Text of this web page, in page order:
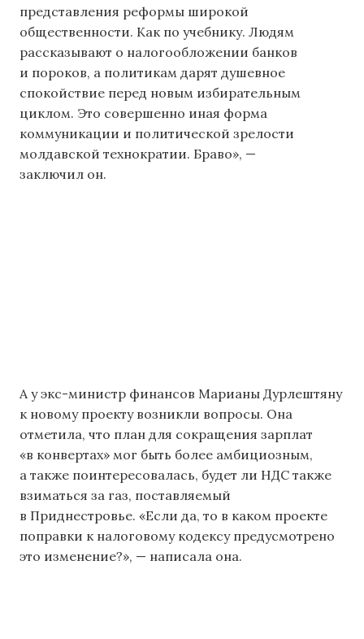
представления реформы широкой
общественности. Как по учебнику. Людям
рассказывают о налогообложении банков
и пороков, а политикам дарят душевное
спокойствие перед новым избирательным
циклом. Это совершенно иная форма
коммуникации и политической зрелости
молдавской технократии. Браво», —
заключил он.
А у экс-министр финансов Марианы Дурлештяну
к новому проекту возникли вопросы. Она
отметила, что план для сокращения зарплат
«в конвертах» мог быть более амбициозным,
а также поинтересовалась, будет ли НДС также
взиматься за газ, поставляемый
в Приднестровье. «Если да, то в каком проекте
поправки к налоговому кодексу предусмотрено
это изменение?», — написала она.